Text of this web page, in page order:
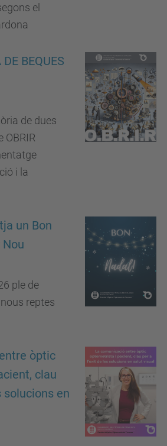
el
BEQUES
de dues
OBRIR
i la
un Bon
Nou
ple de
reptes
òptic
clau
solucions en